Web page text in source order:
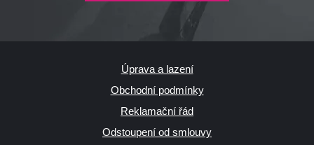
Úprava a lazení
Obchodní podmínky
Reklamační řád
Odstoupení od smlouvy